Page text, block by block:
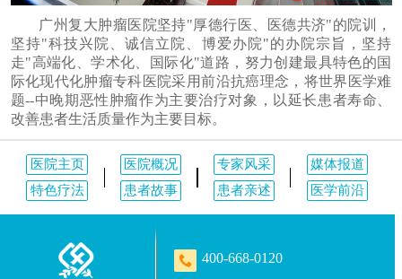
广州复大肿瘤医院坚持"厚德行医、医德共济"的院训，
坚持"科技兴院、诚信立院、博爱办院"的办院宗旨，坚持
走"高端化、学术化、国际化"道路，努力创建最具特色的国
际化现代化肿瘤专科医院采用前沿抗癌理念，将世界医学难
题--中晚期恶性肿瘤作为主要治疗对象，以延长患者寿命、
改善患者生活质量作为主要目标。
医院主页 医院概况 专家风采
媒体报道
特色疗法
患者故事 患者亲述 医学前沿
400-668-0120